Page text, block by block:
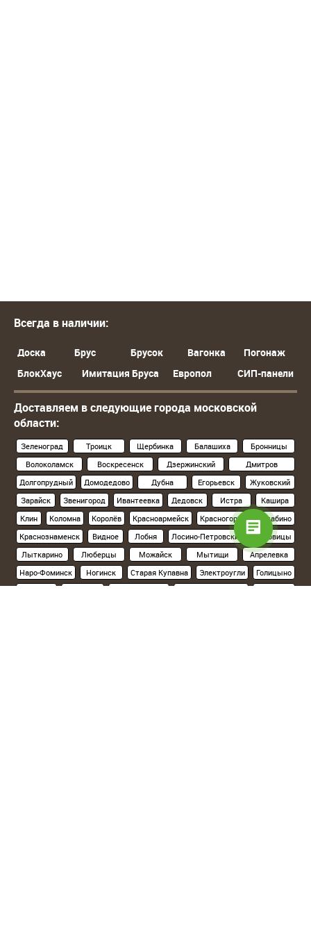
Всегда в наличии:
Доска Брус Брусок Вагонка
Погонаж
БлокХаус
Имитация Бруса Европол СИП-панели
Доставляем в следующие города московской
области:
Зеленоград Троицк Щербинка Балашиха
Бронницы
Волоколамск
Воскресенск Дзержинский
Дмитров
Долгопрудный
Домодедово Дубна Егорьевск
Жуковский
Зарайск
Звенигород Ивантеевка Дедовск Истра
Кашира
Клин
Коломна Королёв Красноармейск Красногорск
Нахабино
Краснознаменск
Видное Лобня Лосино-Петровский
Луховицы
Лыткарино
Люберцы Можайск Мытищи
Апрелевка
Наро-Фоминск
Ногинск Старая Купавна Электроугли
Голицыно